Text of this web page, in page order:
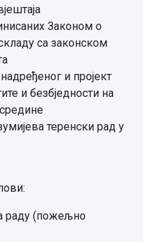
Законом о
са законском
и пројект
и безбједности на
теренски рад у
раду (пожељно